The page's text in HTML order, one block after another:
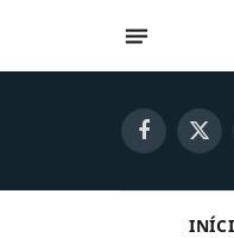
Facebook
X